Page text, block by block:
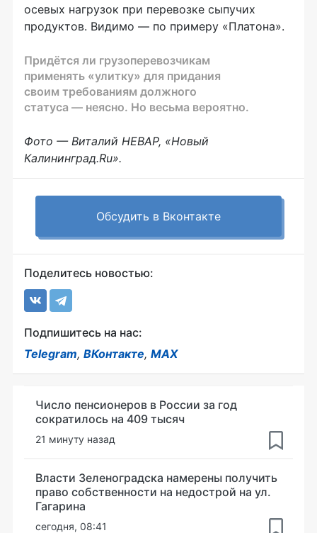
осевых нагрузок при перевозке сыпучих
продуктов. Видимо — по примеру «Платона».
Придётся ли грузоперевозчикам
применять «улитку» для придания
своим требованиям должного
статуса — неясно. Но весьма вероятно.
Фото — Виталий НЕВАР, «Новый
Калининград.Ru».
Обсудить в Вконтакте
Поделитесь новостью:
Подпишитесь на нас:
Telegram, ВКонтакте, MAX
Число пенсионеров в России за год
сократилось на 409 тысяч
21 минуту назад
Власти Зеленоградска намерены получить
право собственности на недострой на ул.
Гагарина
сегодня, 08:41